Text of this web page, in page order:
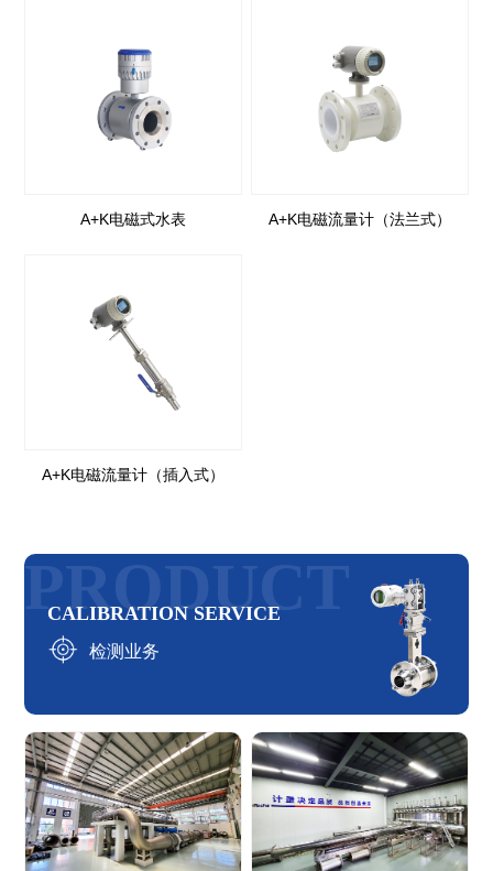
A+K电磁式水表 A+K电磁流量计（法兰式）
A+K电磁流量计（插入式）
PRODUCT
CALIBRATION SERVICE
检测业务